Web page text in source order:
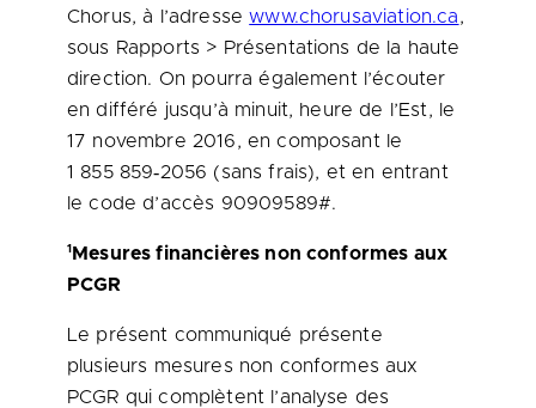
Chorus, à l’adressewww.chorusaviation.ca,
sous Rapports > Présentations de la haute
direction. On pourra également l’écouter
en différé jusqu’à minuit, heure de l’Est, le
17 novembre 2016, en composant le
1 855 859‑2056 (sans frais), et en entrant
le code d’accès 90909589#.
1 Mesures financières non conformes aux
PCGR
Le présent communiqué présente
plusieurs mesures non conformes aux
PCGR qui complètent l’analyse des